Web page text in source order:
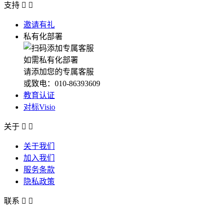
支持  
邀请有礼
私有化部署
如需私有化部署
请添加您的专属客服
或致电：010-86393609
教育认证
对标Visio
关于  
关于我们
加入我们
服务条款
隐私政策
联系  